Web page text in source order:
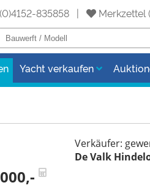
835858 | Merkzettel (
Yacht verkaufen
Verkäufer:
De Valk